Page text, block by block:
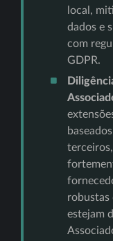
local,
dados e
com
GDPR.
robustas
estejam